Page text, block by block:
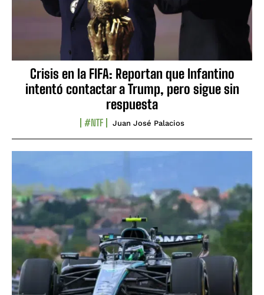
Crisis en la FIFA: Reportan que Infantino
intentó contactar a Trump, pero sigue sin
respuesta
#NTF Juan José Palacios